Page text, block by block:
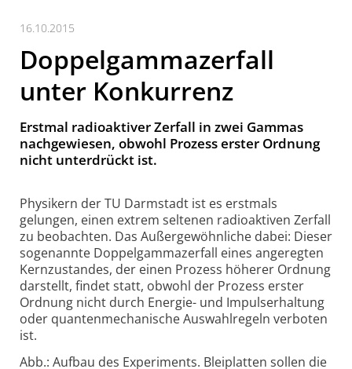
16.10.2015
Doppelgammazerfall
unter Konkurrenz
Erstmal radioaktiver Zerfall in zwei Gammas
nachgewiesen, obwohl Prozess erster Ordnung
nicht unterdrückt ist.
Physikern der TU Darmstadt ist es erstmals
gelungen, einen extrem seltenen radioaktiven Zerfall
zu beobachten. Das Außergewöhnliche dabei: Dieser
sogenannte Doppel­gamma­zerfall eines angeregten
Kernzustandes, der einen Prozess höherer Ordnung
darstellt, findet statt, obwohl der Prozess erster
Ordnung nicht durch Energie- und Impulserhaltung
oder quantenmechanische Auswahl­regeln verboten
ist.
Abb.: Aufbau des Experiments. Bleiplatten sollen die